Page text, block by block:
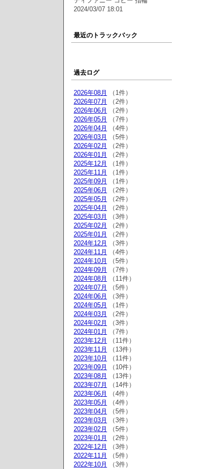
2024/03/07 18:01
最近のトラックバック
過去ログ
2026年08月
（1件）
2026年07月
（2件）
2026年06月
（2件）
2026年05月
（7件）
2026年04月
（4件）
2026年03月
（5件）
2026年02月
（2件）
2026年01月
（2件）
2025年12月
（1件）
2025年11月
（1件）
2025年09月
（1件）
2025年06月
（2件）
2025年05月
（2件）
2025年04月
（2件）
2025年03月
（3件）
2025年02月
（2件）
2025年01月
（2件）
2024年12月
（3件）
2024年11月
（4件）
2024年10月
（5件）
2024年09月
（7件）
2024年08月
（11件）
2024年07月
（5件）
2024年06月
（3件）
2024年05月
（1件）
2024年03月
（2件）
2024年02月
（3件）
2024年01月
（7件）
2023年12月
（11件）
2023年11月
（13件）
2023年10月
（11件）
2023年09月
（10件）
2023年08月
（13件）
2023年07月
（14件）
2023年06月
（4件）
2023年05月
（4件）
2023年04月
（5件）
2023年03月
（3件）
2023年02月
（5件）
2023年01月
（2件）
2022年12月
（3件）
2022年11月
（5件）
2022年10月
（3件）